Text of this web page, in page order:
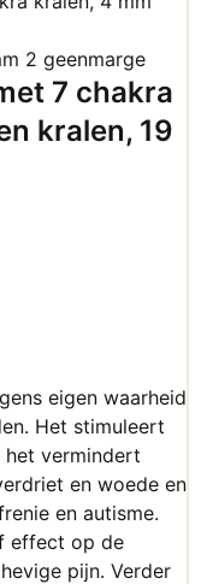
7 chakra
kralen, 19
eigen waarheid
Het stimuleert
het vermindert
en woede en
en autisme.
effect op de
pijn. Verder